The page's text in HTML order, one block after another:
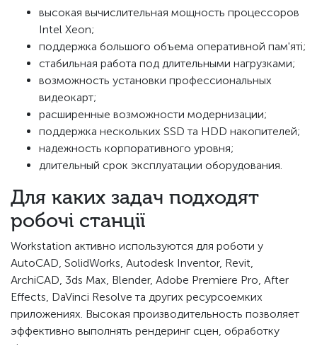
высокая вычислительная мощность процессоров
Intel Xeon;
поддержка большого объема оперативной пам'яті;
стабильная работа под длительными нагрузками;
возможность установки профессиональных
видеокарт;
расширенные возможности модернизации;
поддержка нескольких SSD та HDD накопителей;
надежность корпоративного уровня;
длительный срок эксплуатации оборудования.
Для каких задач подходят
робочі станції
Workstation активно используются для роботи у
AutoCAD, SolidWorks, Autodesk Inventor, Revit,
ArchiCAD, 3ds Max, Blender, Adobe Premiere Pro, After
Effects, DaVinci Resolve та других ресурсоемких
приложениях. Высокая производительность позволяет
эффективно выполнять рендеринг сцен, обработку